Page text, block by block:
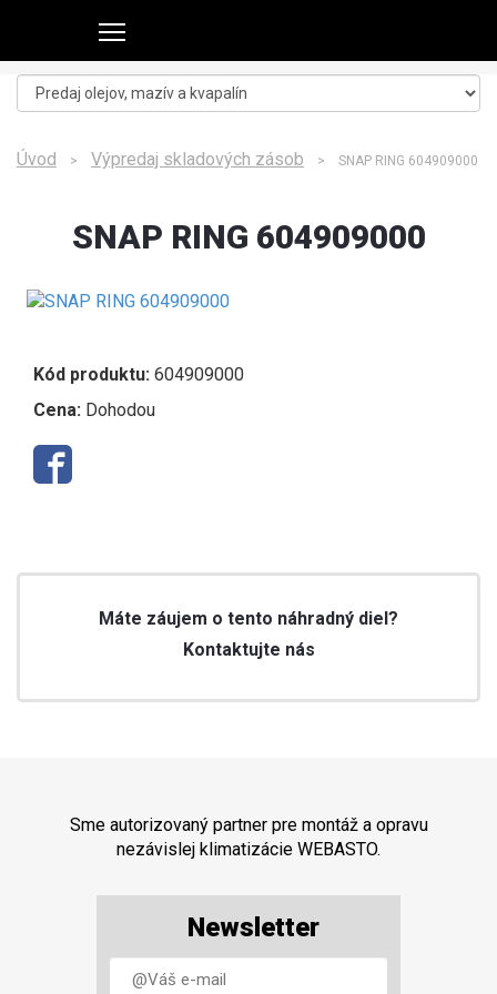
Úvod > Výpredaj skladových zásob > SNAP RING 604909000
SNAP RING 604909000
Kód produktu: 604909000
Cena: Dohodou
Máte záujem o tento náhradný diel?
Kontaktujte nás
Sme autorizovaný partner pre montáž a opravu
nezávislej klimatizácie WEBASTO.
Newsletter